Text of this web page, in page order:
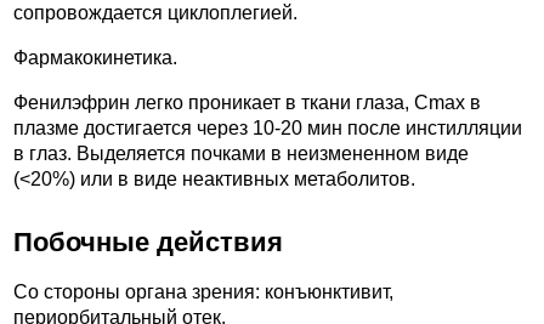
сопровождается циклоплегией.
Фармакокинетика.
Фенилэфрин легко проникает в ткани глаза, Cmax в
плазме достигается через 10-20 мин после инстилляции
в глаз. Выделяется почками в неизмененном виде
(<20%) или в виде неактивных метаболитов.
Побочные действия
Со стороны органа зрения: конъюнктивит,
периорбитальный отек.